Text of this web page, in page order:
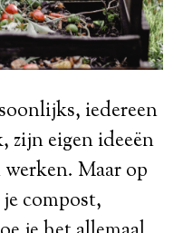
iedereen
zijn eigen ideeën
Maar op
compost,